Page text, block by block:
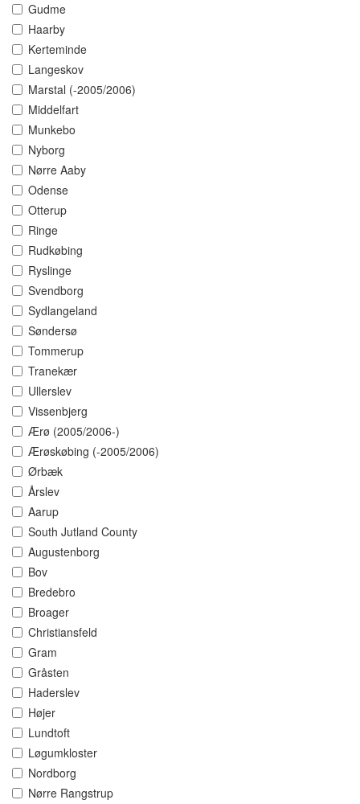
Gudme
Haarby
Kerteminde
Langeskov
Marstal (-2005/2006)
Middelfart
Munkebo
Nyborg
Nørre Aaby
Odense
Otterup
Ringe
Rudkøbing
Ryslinge
Svendborg
Sydlangeland
Søndersø
Tommerup
Tranekær
Ullerslev
Vissenbjerg
Ærø (2005/2006-)
Ærøskøbing (-2005/2006)
Ørbæk
Årslev
Aarup
South Jutland County
Augustenborg
Bov
Bredebro
Broager
Christiansfeld
Gram
Gråsten
Haderslev
Højer
Lundtoft
Løgumkloster
Nordborg
Nørre Rangstrup